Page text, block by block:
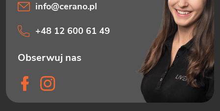
info@cerano.pl
+48 12 600 61 49